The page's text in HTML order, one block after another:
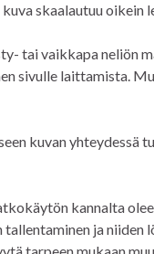
skaalautuu
tai vaikkapa neliön
sivulle laittamista.
kuvan yhteydessä
kannalta
ja niiden